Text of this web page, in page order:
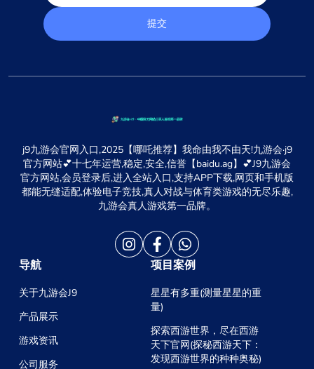
提交
j9九游会官网入口,2025【哪吒推荐】我命由我不由天!九游会·j9
官方网站💕十七年运营,稳定,安全,信誉【baidu.ag】💕J9九游会
官方网站,会员登录后,进入全站入口,支持APP下载,网页和手机版
都能无缝适配,体验电子竞技,真人对战与体育类游戏的无尽乐趣,
九游会真人游戏第一品牌。
导航
关于九游会J9
产品展示
游戏资讯
公司服务
项目案例
星星有多重(测量星星的重
量)
探索西游世界，尽在西游
天下官网(探秘西游天下：
发现西游世界的种种奥秘)